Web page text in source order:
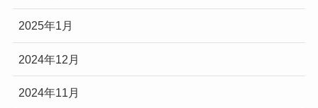
2025年1月
2024年12月
2024年11月